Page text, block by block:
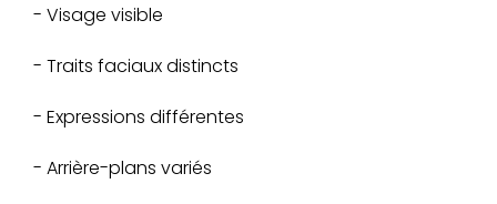
- Visage visible
- Traits faciaux distincts
- Expressions différentes
- Arrière-plans variés